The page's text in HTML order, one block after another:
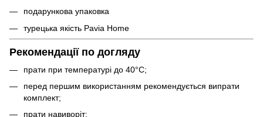
подарункова упаковка
турецька якість Pavia Home
Рекомендації по догляду
прати при температурі до 40°C;
перед першим використанням рекомендується випрати
комплект;
прати навиворіт;